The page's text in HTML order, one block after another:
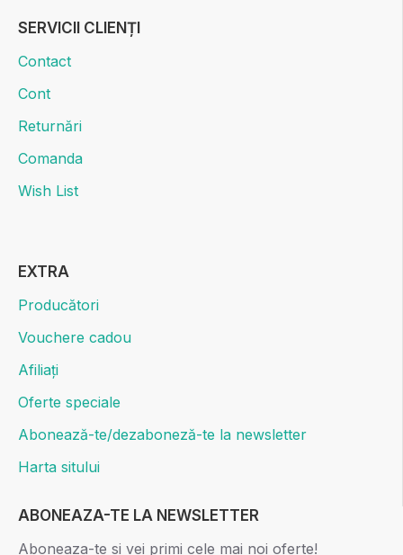
SERVICII CLIENȚI
Contact
Cont
Returnări
Comanda
Wish List
EXTRA
Producători
Vouchere cadou
Afiliați
Oferte speciale
Abonează-te/dezaboneză-te la newsletter
Harta sitului
ABONEAZA-TE LA NEWSLETTER
Aboneaza-te si vei primi cele mai noi oferte!